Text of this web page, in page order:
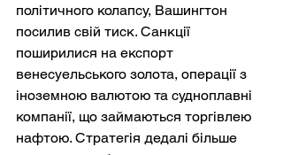
політичного колапсу, Вашингтон
посилив свій тиск. Санкції
поширилися на експорт
венесуельського золота, операції з
іноземною валютою та судноплавні
компанії, що займаються торгівлею
нафтою. Стратегія дедалі більше